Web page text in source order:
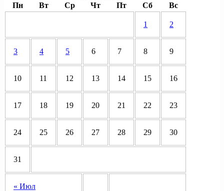
Пн
Вт Ср Чт Пт Сб Вс
« Июл
1 2
3 4 5 6 7 8 9
10 11 12 13 14 15 16
17 18 19 20 21 22 23
24 25 26 27 28 29 30
31